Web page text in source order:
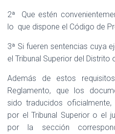
2ª
Que estén
lo que dispone el Código de
3ª Si fueren sentencias cuya
el Tribunal Superior del Distrito
Además de estos
Reglamento, que los
sido traducidos
por el Tribunal Superior o el
por la sección